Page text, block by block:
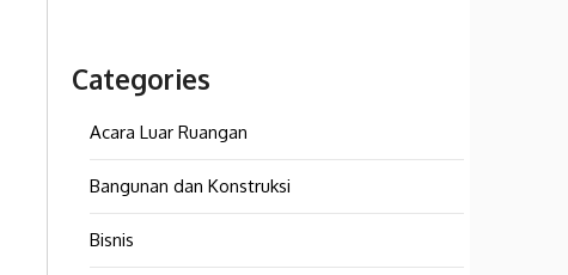
Categories
Acara Luar Ruangan
Bangunan dan Konstruksi
Bisnis